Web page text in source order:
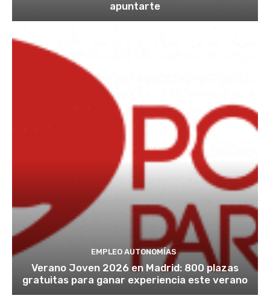
apuntarte
EMPLEO AUTONOMÍAS
Verano Joven 2026 en Madrid: 800 plazas
gratuitas para ganar experiencia este verano